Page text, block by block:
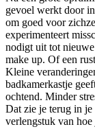
gevoel werkt door
om goed voor
experimenteert
nodigt uit tot
make up. Of een
Kleine
badkamerkastje
ochtend. Minder
Dat zie je terug in
verlengstuk van